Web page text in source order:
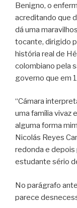
Benigno, o
acreditando que
dá uma
tocante, dirigido
história real de
colombiano pela
governo que em
“Cámara
uma família vivaz
alguma forma
Nicolás Reyes
redonda e depois
estudante sério
No parágrafo
parece